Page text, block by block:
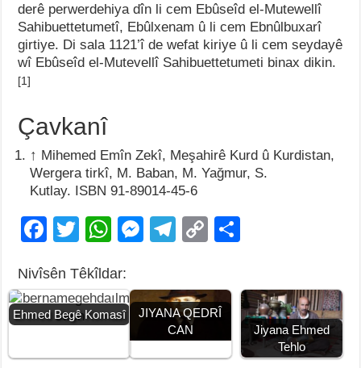
derê perwerdehiya dîn li cem Ebûseîd el-Mutewellî
Sahibuettetumetî, Ebûlxenam û li cem Ebnûlbuxarî
girtiye. Di sala 1121’î de wefat kiriye û li cem seydayê
wî Ebûseîd el-Mutevellî Sahibuettetumeti binax dikin.
[1]
Çavkanî
↑ Mihemed Emîn Zekî, Meşahirê Kurd û Kurdistan,
Wergera tirkî, M. Baban, M. Yağmur, S.
Kutlay. ISBN 91-89014-45-6
F
c
e
b
o
T
tt
er
W
at
s
A
p
M
e
g
T
gr
a
m
C
y
n
e
Nivîsên Têkîldar:
Ehmed Begê Komasî
JIYANA QEDRÎ
CAN
Jiyana Ehmed
Tehlo
Jiyana
Jiyana Elî